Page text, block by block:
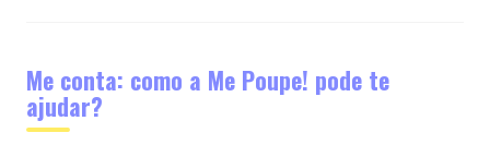
Me conta: como a Me Poupe! pode te
ajudar?